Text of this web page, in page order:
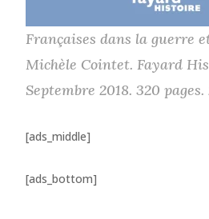
Françaises dans la guerre
Michèle Cointet. Fayard
Septembre 2018. 320
[ads_middle]
[ads_bottom]